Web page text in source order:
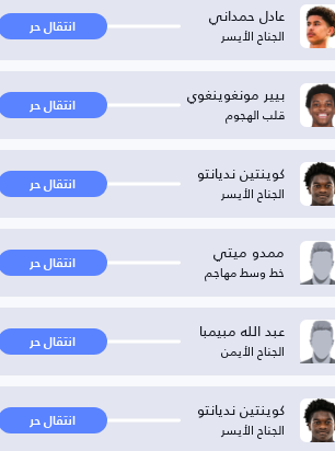
عادل حمداني
الجناح الأيسر انتقال حر
بيير مونغوينغوي
قلب الهجوم انتقال حر
كوينتين نديانتو
الجناح الأيسر انتقال حر
ممدو ميتي
خط وسط مهاجم انتقال حر
عبد الله مبيمبا
الجناح الأيمن انتقال حر
كوينتين نديانتو
الجناح الأيسر انتقال حر